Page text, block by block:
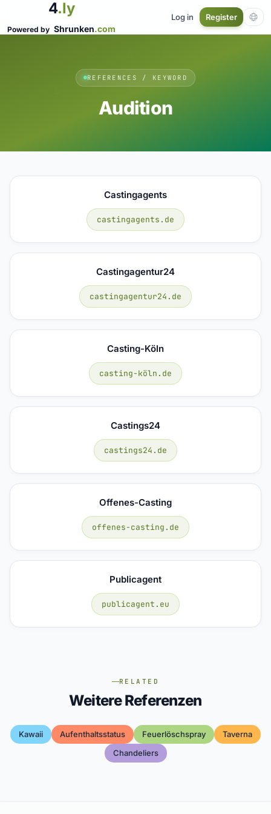
4.ly
Powered by Shrunken.com
Log in Register
REFERENCES / KEYWORD
Audition
Castingagents
castingagents.de
Castingagentur24
castingagentur24.de
Casting-Köln
casting-köln.de
Castings24
castings24.de
Offenes-Casting
offenes-casting.de
Publicagent
publicagent.eu
RELATED
Weitere Referenzen
Kawaii Aufenthaltsstatus Feuerlöschspray
Taverna
Chandeliers